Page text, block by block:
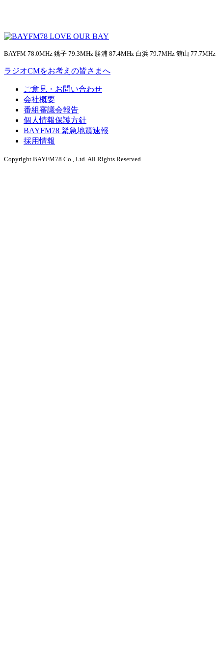
BAYFM 78.0MHz 銚子 79.3MHz 勝浦 87.4MHz 白浜 79.7MHz 館山 77.7MHz
ラジオCMをお考えの皆さまへ
ご意見・お問い合わせ
会社概要
番組審議会報告
個人情報保護方針
BAYFM78 緊急地震速報
採用情報
Copyright BAYFM78 Co., Ltd. All Rights Reserved.